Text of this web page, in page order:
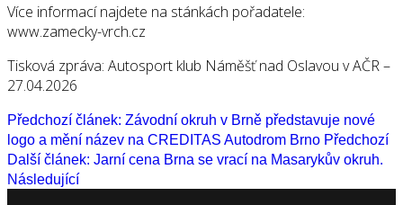
Více informací najdete na stánkách pořadatele:
www.zamecky-vrch.cz
Tisková zpráva: Autosport klub Náměšť nad Oslavou v AČR –
27.04.2026
Předchozí článek: Závodní okruh v Brně představuje nové
logo a mění název na CREDITAS Autodrom Brno Předchozí
Další článek: Jarní cena Brna se vrací na Masarykův okruh.
Následující